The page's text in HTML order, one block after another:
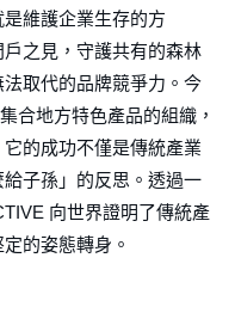
維護企業生存的方
之見，守護共有的森林
取代的品牌競爭力。今
合地方特色產品的組織，
的成功不僅是傳統產業
子孫」的反思。透過一
向世界證明了傳統產
的姿態轉身。